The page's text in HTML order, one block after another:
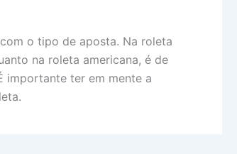
o tipo de aposta. Na roleta
na roleta americana, é de
importante ter em mente a